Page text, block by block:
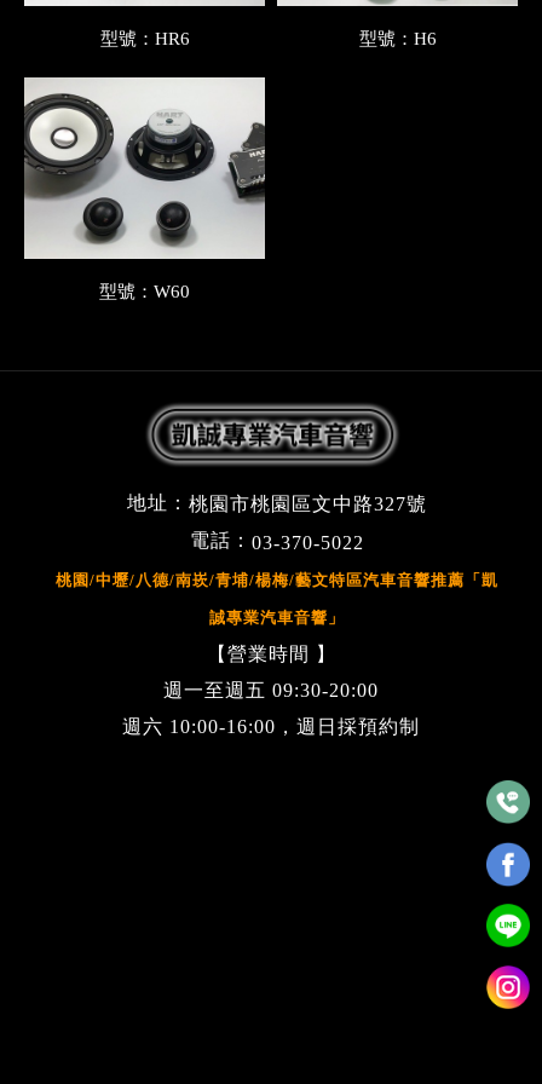
型號：HR6 型號：H6
型號：W60
地址： 桃園市桃園區文中路327號
電話： 03-370-5022
桃園/中壢/八德/南崁/青埔/楊梅/藝文特區汽車音響推薦「凱
誠專業汽車音響」
【營業時間 】
週一至週五 09:30-20:00
週六 10:00-16:00，週日採預約制